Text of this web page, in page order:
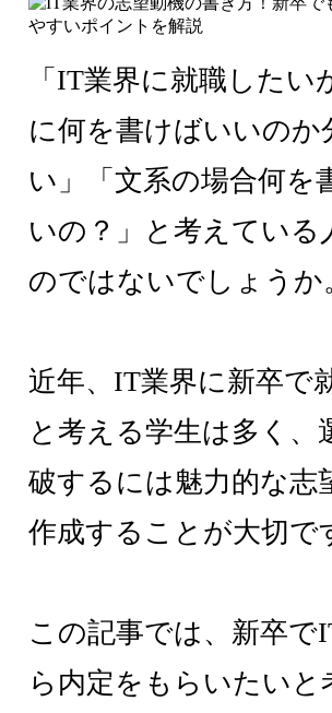
「IT業界に就職したい
に何を書けばいいのか
い」「文系の場合何を
いの？」と考えている
のではないでしょうか
近年、IT業界に新卒で
と考える学生は多く、
破するには魅力的な志
作成することが大切で
この記事では、新卒で
ら内定をもらいたいと